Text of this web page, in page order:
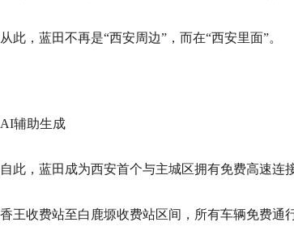
从此，蓝田不再是“西安周边”，而在“西安里面”。
AI辅助生成
自此，蓝田成为西安首个与主城区拥有免费高速连
香王收费站至白鹿塬收费站区间，所有车辆免费通